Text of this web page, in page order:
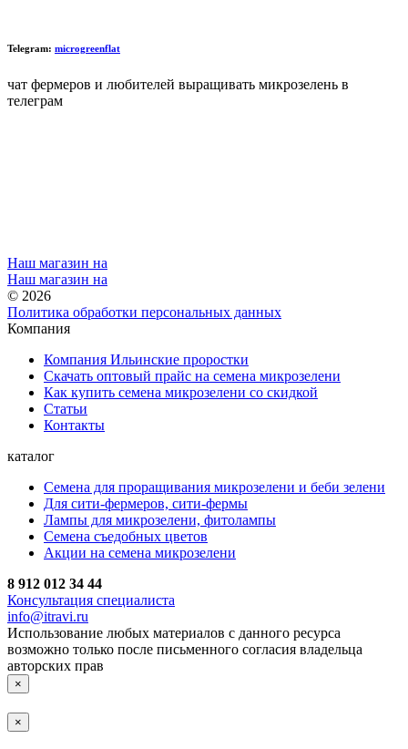
Telegram: microgreenflat
чат фермеров и любителей выращивать микрозелень в
телеграм
Наш магазин на
Наш магазин на
© 2026
Политика обработки персональных данных
Компания
Компания Ильинские проростки
Скачать оптовый прайс на семена микрозелени
Как купить семена микрозелени со скидкой
Статьи
Контакты
каталог
Семена для проращивания микрозелени и беби зелени
Для сити-фермеров, сити-фермы
Лампы для микрозелени, фитолампы
Семена съедобных цветов
Акции на семена микрозелени
8 912 012 34 44
Консультация специалиста
info@itravi.ru
Использование любых материалов с данного ресурса
возможно только после письменного согласия владельца
авторских прав
×
×